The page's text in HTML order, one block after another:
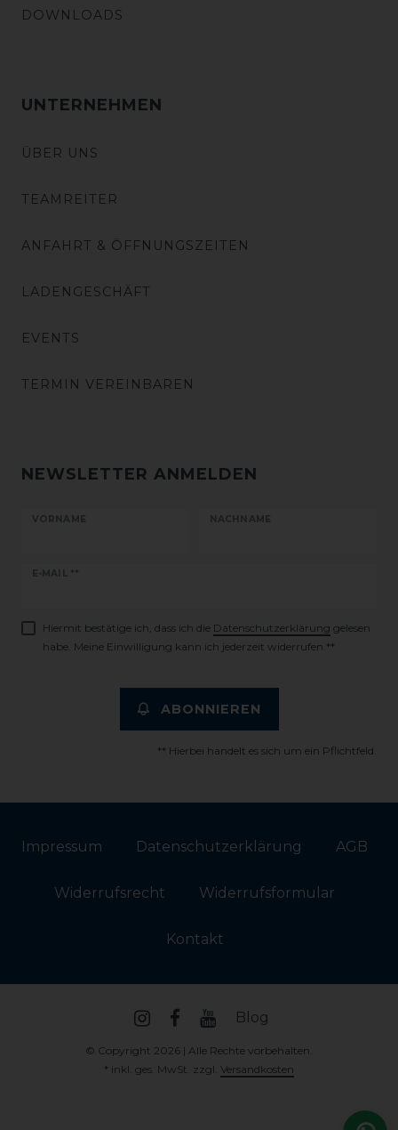
DOWNLOADS
UNTERNEHMEN
ÜBER UNS
TEAMREITER
ANFAHRT & ÖFFNUNGSZEITEN
LADENGESCHÄFT
EVENTS
TERMIN VEREINBAREN
NEWSLETTER ANMELDEN
VORNAME NACHNAME
E-MAIL **
Newsletter
Hiermit bestätige ich, dass ich die Daten­schutz­erklärung gelesen
habe. Meine Einwilligung kann ich jederzeit widerrufen.**
ABONNIEREN
** Hierbei handelt es sich um ein Pflichtfeld.
Impressum Daten­schutz­erklärung AGB
Widerrufs­recht Widerrufs­formular
Kontakt
Blog
© Copyright 2026 | Alle Rechte vorbehalten.
* inkl. ges. MwSt. zzgl. Versandkosten